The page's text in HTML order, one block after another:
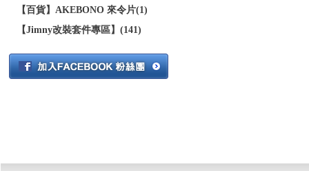
【百貨】AKEBONO 來令片(1)
【Jimny改裝套件專區】(141)